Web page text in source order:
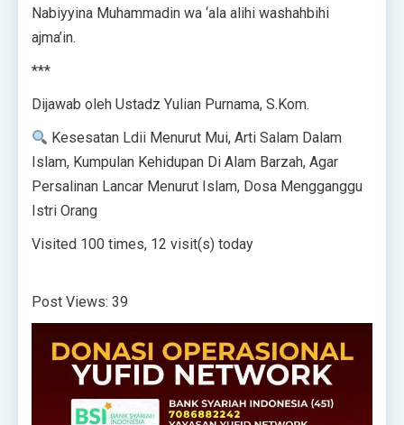
Nabiyyina Muhammadin wa ‘ala alihi washahbihi
ajma’in.
***
Dijawab oleh Ustadz Yulian Purnama, S.Kom.
Kesesatan Ldii Menurut Mui, Arti Salam Dalam
Islam, Kumpulan Kehidupan Di Alam Barzah, Agar
Persalinan Lancar Menurut Islam, Dosa Mengganggu
Istri Orang
Visited 100 times, 12 visit(s) today
Post Views: 39